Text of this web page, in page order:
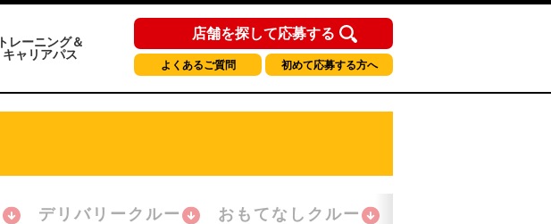
トレーニング＆
キャリアパス
店舗を探して応募する
よくあるご質問 初めて応募する方へ
デリバリークルー おもてなしクルー